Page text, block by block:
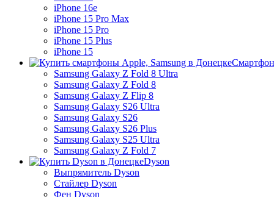
iPhone 16e
iPhone 15 Pro Max
iPhone 15 Pro
iPhone 15 Plus
iPhone 15
Samsung Galaxy Z Fold 8 Ultra
Samsung Galaxy Z Fold 8
Samsung Galaxy Z Flip 8
Samsung Galaxy S26 Ultra
Samsung Galaxy S26
Samsung Galaxy S26 Plus
Samsung Galaxy S25 Ultra
Samsung Galaxy Z Fold 7
Dyson
Выпрямитель Dyson
Стайлер Dyson
Фен Dyson